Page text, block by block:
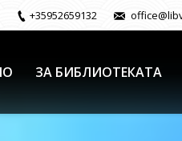
+35952659132
ЗА БИБЛИОТЕКАТА